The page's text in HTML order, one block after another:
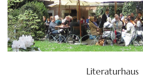
Literaturhaus